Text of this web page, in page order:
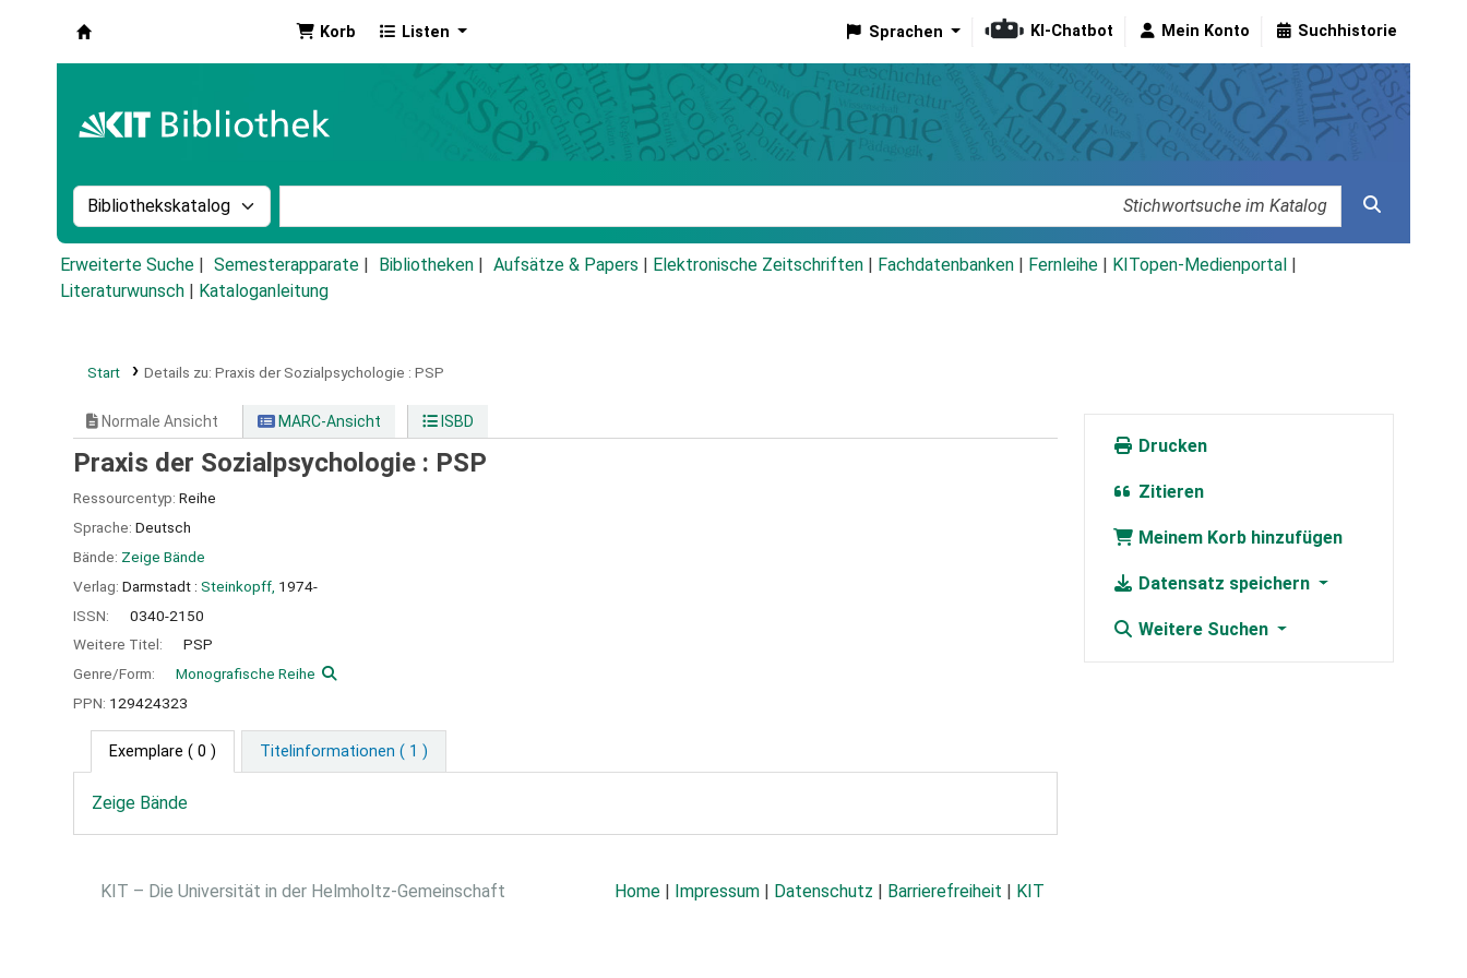
Korb Listen Sprachen KI-Chatbot Mein Konto Suchhistorie
Suche im Katalog nach:
Erweiterte Suche Semesterapparate Bibliotheken Aufsätze & Papers Elektronische Zeitschriften Fachdatenbanken Fernleihe KITopen-Medienportal
Literaturwunsch
Kataloganleitung
Start Details zu: Praxis der Sozialpsychologie : PSP
Normale Ansicht MARC-Ansicht ISBD
Praxis der Sozialpsychologie : PSP
Ressourcentyp: Reihe
Sprache: Deutsch
Bände: Zeige Bände
Verlag: Darmstadt : Steinkopff, 1974-
ISSN:
0340-2150
Weitere Titel:
PSP
Genre/Form:
Monografische Reihe
PPN: 129424323
Exemplare ( 0 ) Titelinformationen ( 1 )
Zeige Bände
Drucken
Zitieren
Meinem Korb hinzufügen
Datensatz speichern
Weitere Suchen
KIT – Die Universität in der Helmholtz-Gemeinschaft Home | Impressum | Datenschutz | Barrierefreiheit | KIT